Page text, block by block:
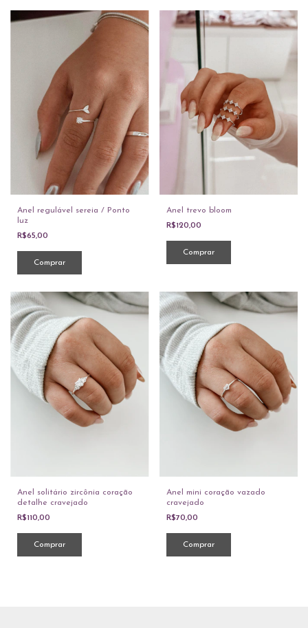
Anel regulável sereia / Ponto
luz
R$65,00
Comprar
Anel trevo bloom
R$120,00
Comprar
Anel solitário zircônia coração
detalhe cravejado
R$110,00
Comprar
Anel mini coração vazado
cravejado
R$70,00
Comprar